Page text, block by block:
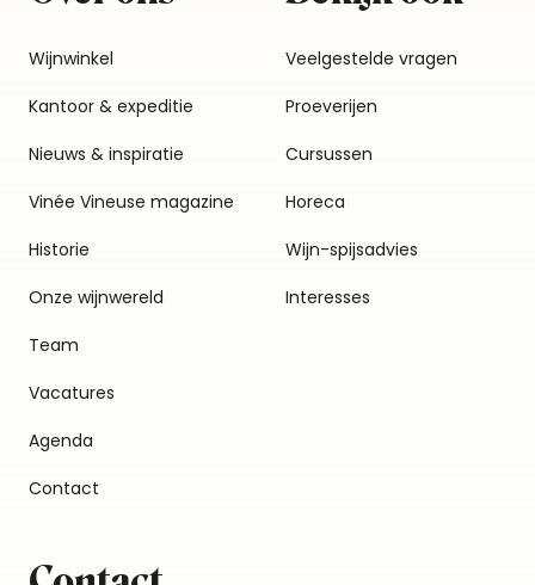
Wijnwinkel
Kantoor & expeditie
Nieuws & inspiratie
Vinée Vineuse magazine
Historie
Onze wijnwereld
Team
Vacatures
Agenda
Contact
Veelgestelde vragen
Proeverijen
Cursussen
Horeca
Wijn-spijsadvies
Interesses